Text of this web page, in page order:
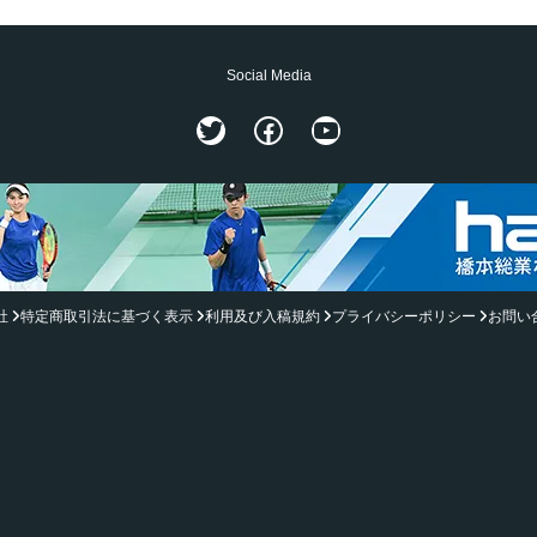
Social Media
TwitterFacebook
YouTube
特定商取引法に基づく表示 利用及び入稿規約 プライバシーポリシー お問い